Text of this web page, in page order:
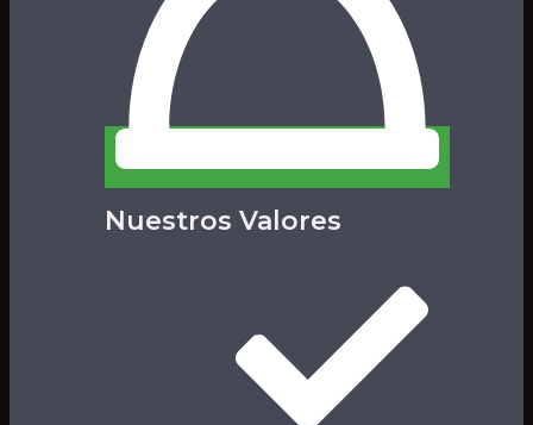
Nuestros Valores